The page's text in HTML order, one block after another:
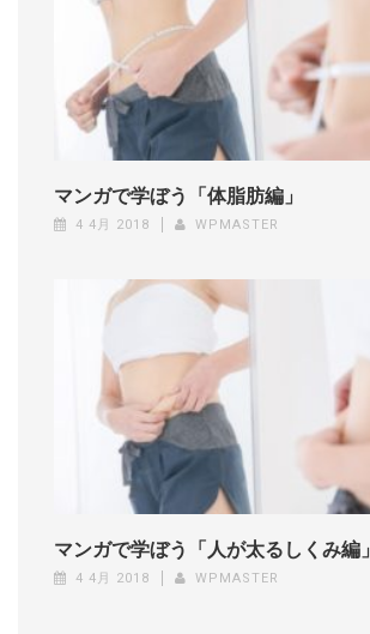
マンガで学ぼう「体脂肪編」
4 4月 2018 WPMASTER
マンガで学ぼう「人が太るしくみ編」
4 4月 2018 WPMASTER